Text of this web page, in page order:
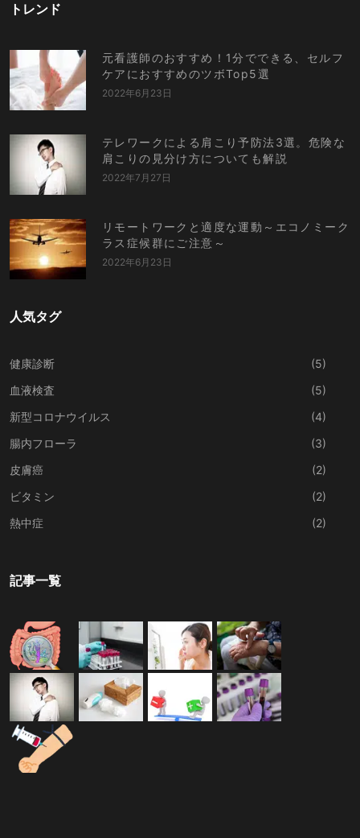
トレンド
元看護師のおすすめ！1分でできる、セルフ
ケアにおすすめのツボTop5選
2022年6月23日
テレワークによる肩こり予防法3選。危険な
肩こりの見分け方についても解説
2022年7月27日
リモートワークと適度な運動～エコノミーク
ラス症候群にご注意～
2022年6月23日
人気タグ
健康診断
(5)
血液検査
(5)
新型コロナウイルス
(4)
腸内フローラ
(3)
皮膚癌
(2)
ビタミン
(2)
熱中症
(2)
記事一覧